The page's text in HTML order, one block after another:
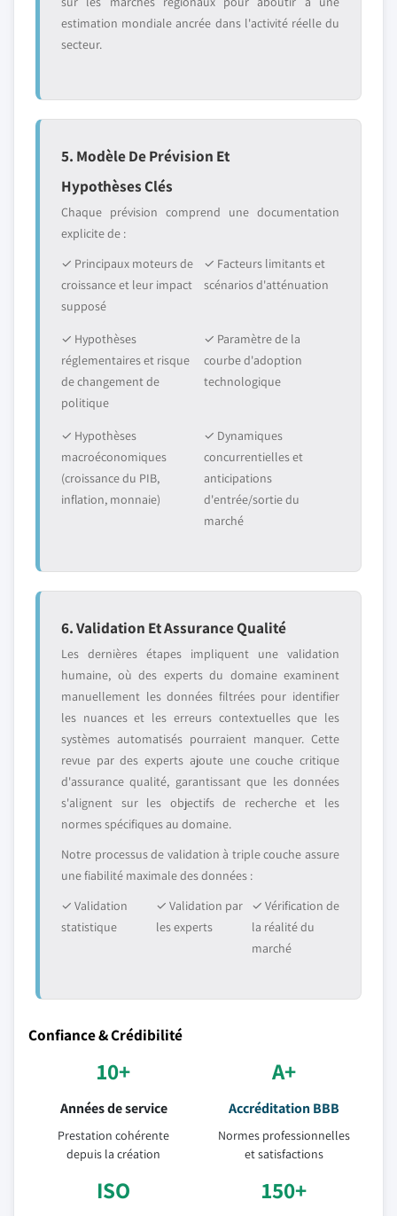
estimation mondiale ancrée dans l'activité réelle du
secteur.
5. Modèle De Prévision Et
Hypothèses Clés
Chaque prévision comprend une documentation
explicite de :
✓ Principaux moteurs de
croissance et leur impact
supposé
✓ Facteurs limitants et
scénarios d'atténuation
✓ Hypothèses
réglementaires et risque
de changement de
politique
✓ Paramètre de la
courbe d'adoption
technologique
✓ Hypothèses
macroéconomiques
(croissance du PIB,
inflation, monnaie)
✓ Dynamiques
concurrentielles et
anticipations
d'entrée/sortie du
marché
6. Validation Et Assurance Qualité
Les dernières étapes impliquent une validation
humaine, où des experts du domaine examinent
manuellement les données filtrées pour identifier
les nuances et les erreurs contextuelles que les
systèmes automatisés pourraient manquer. Cette
revue par des experts ajoute une couche critique
d'assurance qualité, garantissant que les données
s'alignent sur les objectifs de recherche et les
normes spécifiques au domaine.
Notre processus de validation à triple couche assure
une fiabilité maximale des données :
✓ Validation
statistique
✓ Validation par
les experts
✓ Vérification de
la réalité du
marché
Confiance & Crédibilité
10+
Années de service
Prestation cohérente
depuis la création
A+
Accréditation BBB
Normes professionnelles
et satisfactions
ISO 150+